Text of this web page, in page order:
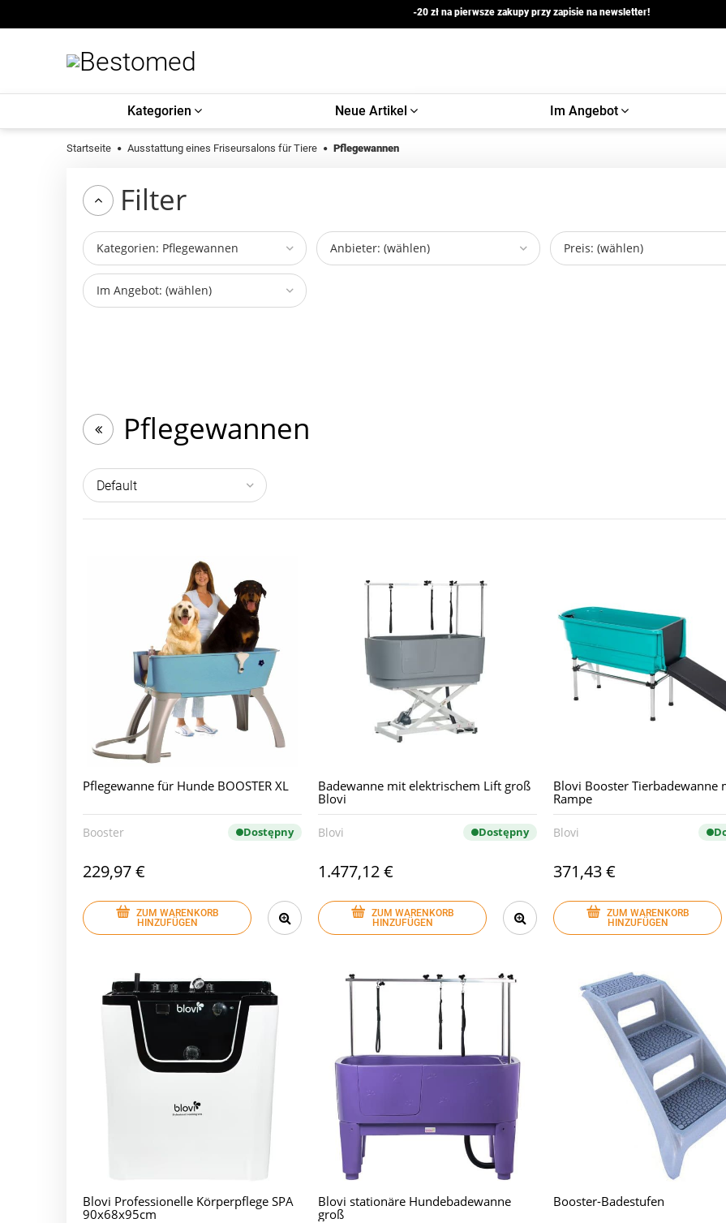
-20 zł na pierwsze zakupy przy zapisie na newsletter!
Kategorien Neue Artikel Im Angebot
Startseite Ausstattung eines Friseursalons für Tiere Pflegewannen
Filter
Kategorien: Pflegewannen Anbieter: (wählen) Preis: (wählen)
Im Angebot: (wählen)
Pflegewannen
Pflegewanne für Hunde BOOSTER XL
Booster Dostępny
229,97 €
ZUM WARENKORB
HINZUFÜGEN
Badewanne mit elektrischem Lift groß
Blovi
Blovi Dostępny
1.477,12 €
ZUM WARENKORB
HINZUFÜGEN
Blovi Booster Tierbadewanne
Rampe
Blovi
371,43 €
ZUM WARENKORB
HINZUFÜGEN
Blovi Professionelle Körperpflege SPA
90x68x95cm
Blovi stationäre Hundebadewanne
groß
Booster-Badestufen